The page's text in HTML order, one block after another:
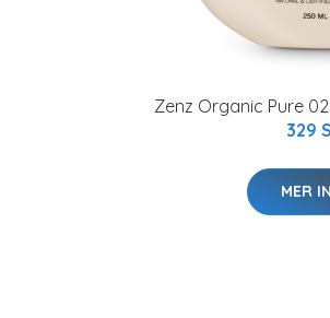
Zenz Organic Pure
329
MER